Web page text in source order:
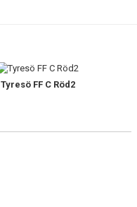
Tyresö FF C Röd2